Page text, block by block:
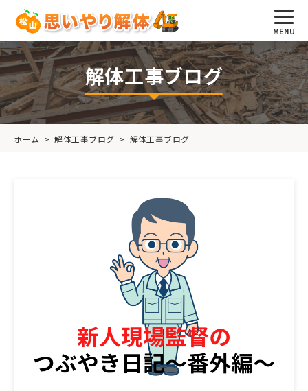
解体工事ブログ
ホーム > 解体工事ブログ > 解体工事ブログ